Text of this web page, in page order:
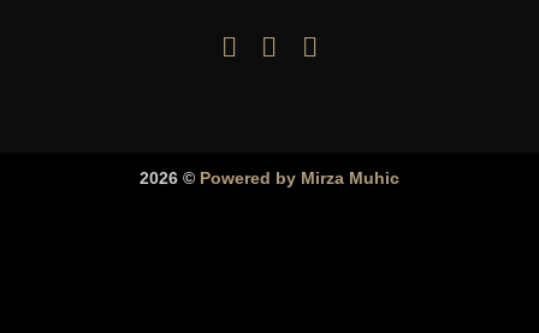
2026 © Powered by Mirza Muhic